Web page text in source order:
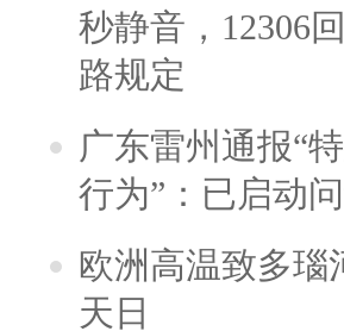
秒静音，12306
路规定
广东雷州通报“
行为”：已启动
欧洲高温致多瑙
天日